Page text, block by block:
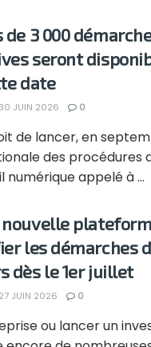
3 000
seront
date
JUIN 2026 0
de lancer, en
des procédures
numérique appelé à ...
nouvelle
les démarches
dès le 1er juillet
JUIN 2026 0
ou lancer un